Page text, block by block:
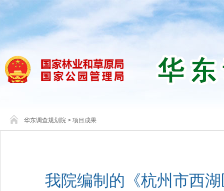
华东调查规划院 > 项目成果
我院编制的《杭州市西